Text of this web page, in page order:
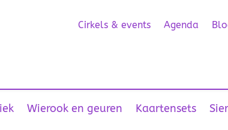
Cirkels & events Agenda
Wierook en geuren Kaartensets